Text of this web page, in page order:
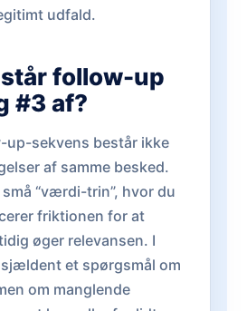
udfald.
follow-up
#3 af?
up-sekvens består ikke
af samme besked.
“værdi-trin”, hvor du
friktionen for at
øger relevansen. I
sjældent et spørgsmål om
om manglende